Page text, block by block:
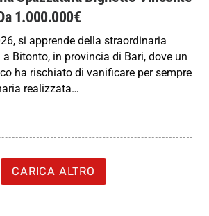
1.000.000€
si apprende della straordinaria
Bitonto, in provincia di Bari, dove un
ha rischiato di vanificare per sempre
realizzata…
CARICA ALTRO